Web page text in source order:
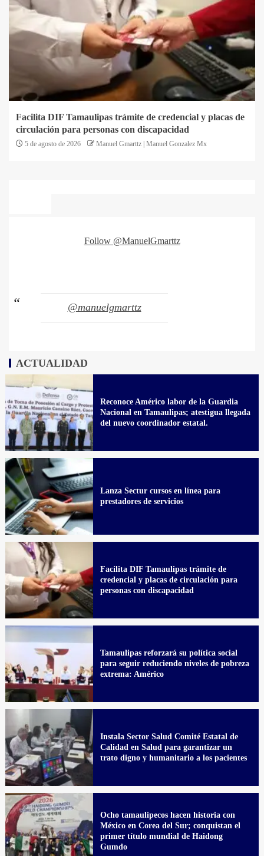
Facilita DIF Tamaulipas trámite de credencial y placas de
circulación para personas con discapacidad
5 de agosto de 2026 Manuel Gmarttz | Manuel Gonzalez Mx
Follow @ManuelGmarttz
@manuelgmarttz
ACTUALIDAD
Reconoce Américo labor de la Guardia
Nacional en Tamaulipas; atestigua llegada
del nuevo coordinador estatal.
Lanza Sectur cursos en línea para
prestadores de servicios
Facilita DIF Tamaulipas trámite de
credencial y placas de circulación para
personas con discapacidad
Tamaulipas reforzará su política social
para seguir reduciendo niveles de pobreza
extrema: Américo
Instala Sector Salud Comité Estatal de
Calidad en Salud para garantizar un
trato digno y humanitario a los pacientes
Ocho tamaulipecos hacen historia con
México en Corea del Sur; conquistan el
primer título mundial de Haidong
Gumdo